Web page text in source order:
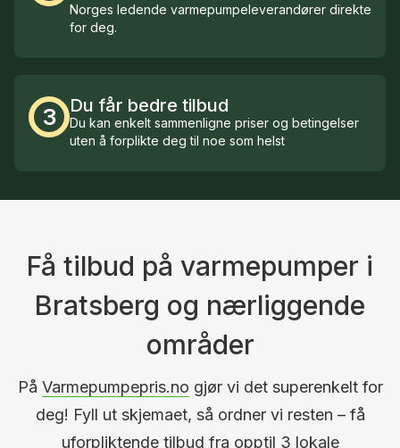
Norges ledende varmepumpeleverandører direkte
for deg.
3 Du får bedre tilbud
Du kan enkelt sammenligne priser og betingelser
uten å forplikte deg til noe som helst
Få tilbud på varmepumper i
Bratsberg og nærliggende
områder
På Varmepumpepris.no gjør vi det superenkelt for
deg! Fyll ut skjemaet, så ordner vi resten – få
uforpliktende tilbud fra opptil 3 lokale